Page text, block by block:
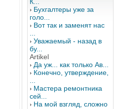
Бухгалтеры уже за
голо...
Вот так и заменят нас
Уважаемый - назад в
бу...
Artikel
Да уж... как только Ав...
Конечно, утверждение,
Мастера ремонтника
сей...
На мой взгляд, сложно